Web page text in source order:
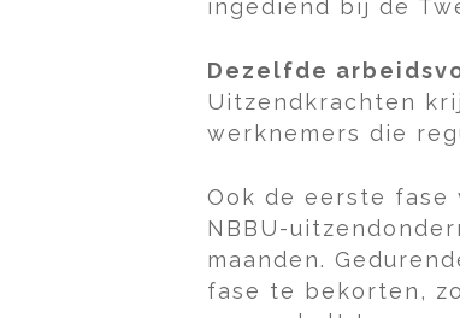
ingediend bij de
Dezelfde
Uitzendkrachten
werknemers die
Ook de eerste fase
NBBU-
maanden.
fase te bekorten,